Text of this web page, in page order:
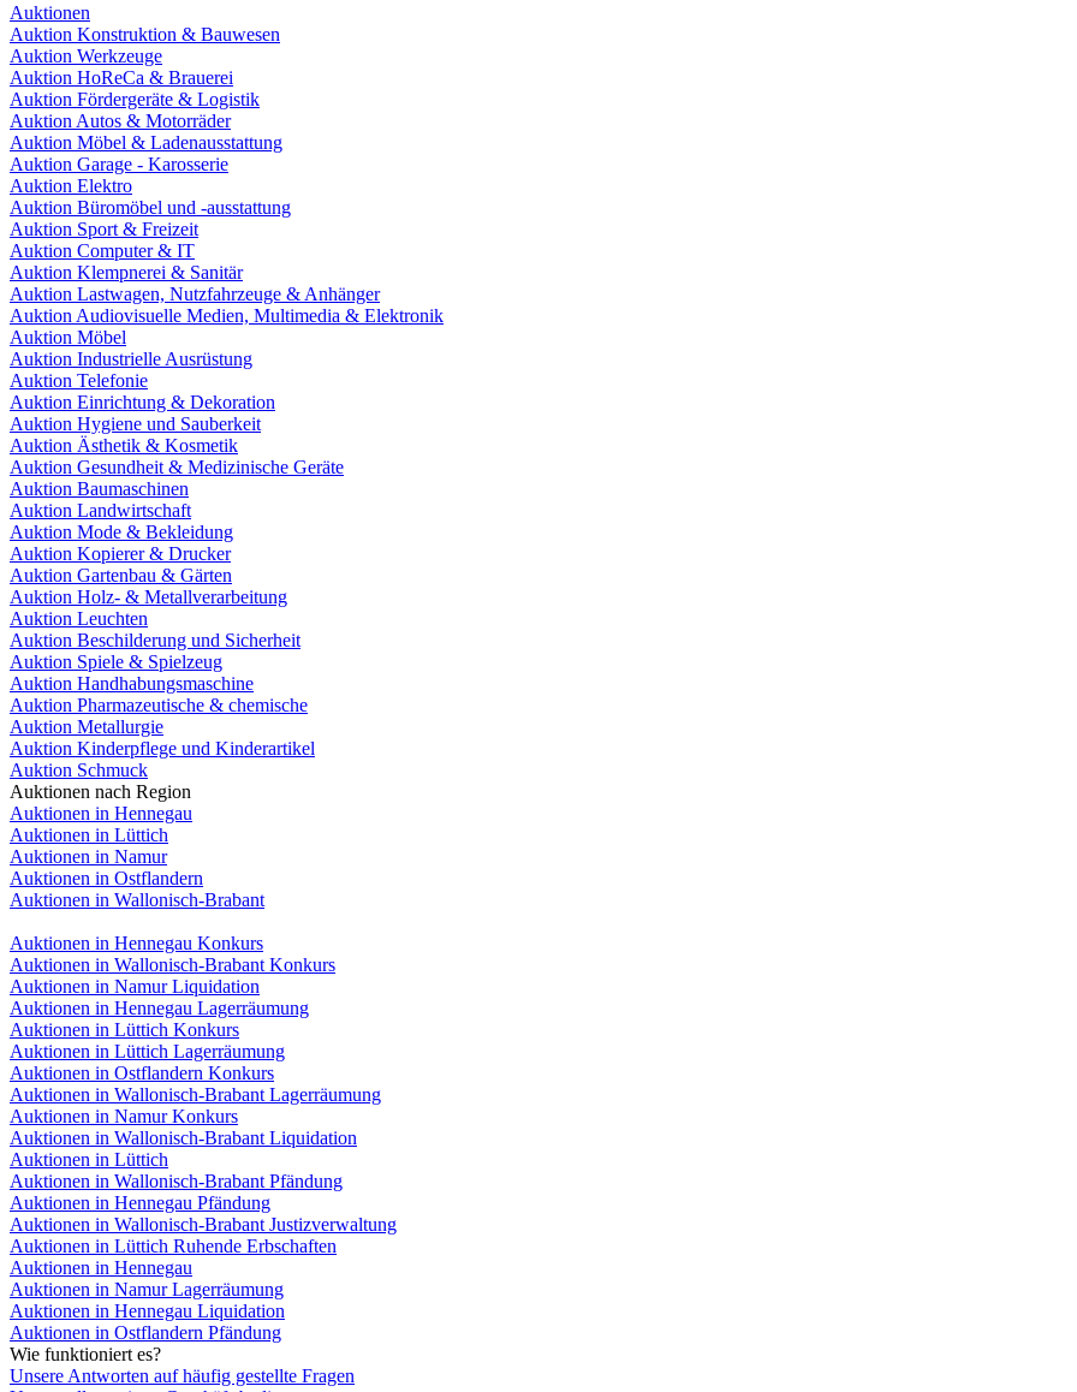
Auktionen
Auktion Konstruktion & Bauwesen
Auktion Werkzeuge
Auktion HoReCa & Brauerei
Auktion Fördergeräte & Logistik
Auktion Autos & Motorräder
Auktion Möbel & Ladenausstattung
Auktion Garage - Karosserie
Auktion Elektro
Auktion Büromöbel und -ausstattung
Auktion Sport & Freizeit
Auktion Computer & IT
Auktion Klempnerei & Sanitär
Auktion Lastwagen, Nutzfahrzeuge & Anhänger
Auktion Audiovisuelle Medien, Multimedia & Elektronik
Auktion Möbel
Auktion Industrielle Ausrüstung
Auktion Telefonie
Auktion Einrichtung & Dekoration
Auktion Hygiene und Sauberkeit
Auktion Ästhetik & Kosmetik
Auktion Gesundheit & Medizinische Geräte
Auktion Baumaschinen
Auktion Landwirtschaft
Auktion Mode & Bekleidung
Auktion Kopierer & Drucker
Auktion Gartenbau & Gärten
Auktion Holz- & Metallverarbeitung
Auktion Leuchten
Auktion Beschilderung und Sicherheit
Auktion Spiele & Spielzeug
Auktion Handhabungsmaschine
Auktion Pharmazeutische & chemische
Auktion Metallurgie
Auktion Kinderpflege und Kinderartikel
Auktion Schmuck
Auktionen nach Region
Auktionen in Hennegau
Auktionen in Lüttich
Auktionen in Namur
Auktionen in Ostflandern
Auktionen in Wallonisch-Brabant
Auktionen in Hennegau Konkurs
Auktionen in Wallonisch-Brabant Konkurs
Auktionen in Namur Liquidation
Auktionen in Hennegau Lagerräumung
Auktionen in Lüttich Konkurs
Auktionen in Lüttich Lagerräumung
Auktionen in Ostflandern Konkurs
Auktionen in Wallonisch-Brabant Lagerräumung
Auktionen in Namur Konkurs
Auktionen in Wallonisch-Brabant Liquidation
Auktionen in Lüttich
Auktionen in Wallonisch-Brabant Pfändung
Auktionen in Hennegau Pfändung
Auktionen in Wallonisch-Brabant Justizverwaltung
Auktionen in Lüttich Ruhende Erbschaften
Auktionen in Hennegau
Auktionen in Namur Lagerräumung
Auktionen in Hennegau Liquidation
Auktionen in Ostflandern Pfändung
Wie funktioniert es?
Unsere Antworten auf häufig gestellte Fragen